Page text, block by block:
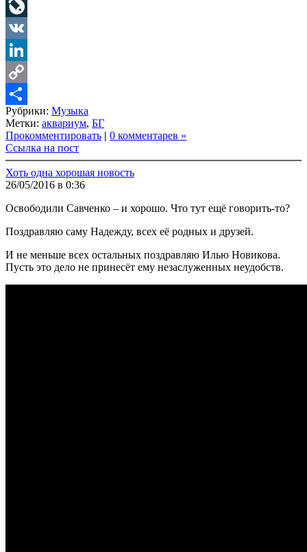
Telegram
LiveJournal
VK
LinkedIn
Copy
Link
Share
Рубрики: Музыка
Метки: аквариум, БГ
Прокомментировать | 0 комментарев »
Ссылка на пост
Хоть одна хорошая новость
26/05/2016 в 0:36
Освободили Савченко – и хорошо. Что тут ещё говорить-то?
Поздравляю саму Надежду, всех её родных и друзей.
И не меньше всех остальных поздравляю Илью Новикова.
Пусть это дело не принесёт ему незаслуженных неудобств.